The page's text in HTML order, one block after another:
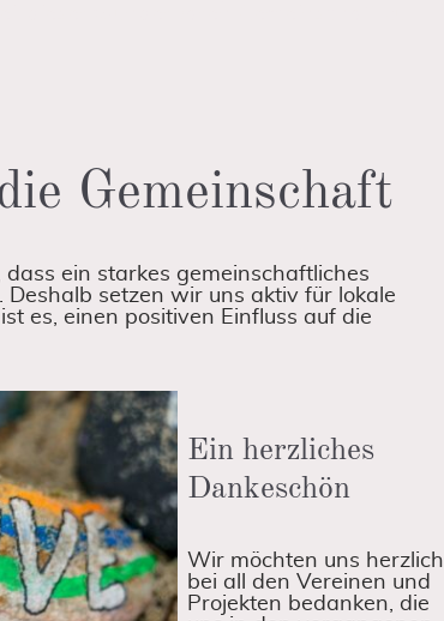
Gemeinschaft
ein starkes gemeinschaftliches
Deshalb setzen wir uns aktiv für lokale
es, einen positiven Einfluss auf die
Ein herzliches
Dankeschön
Wir möchten uns herzlich
bei all den Vereinen und
Projekten bedanken, die